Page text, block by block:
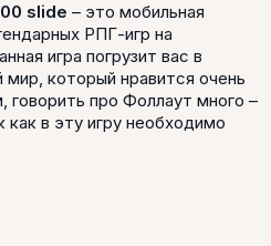
slide – это мобильная
РПГ-игр на
игра погрузит вас в
который нравится очень
про Фоллаут много –
в эту игру необходимо